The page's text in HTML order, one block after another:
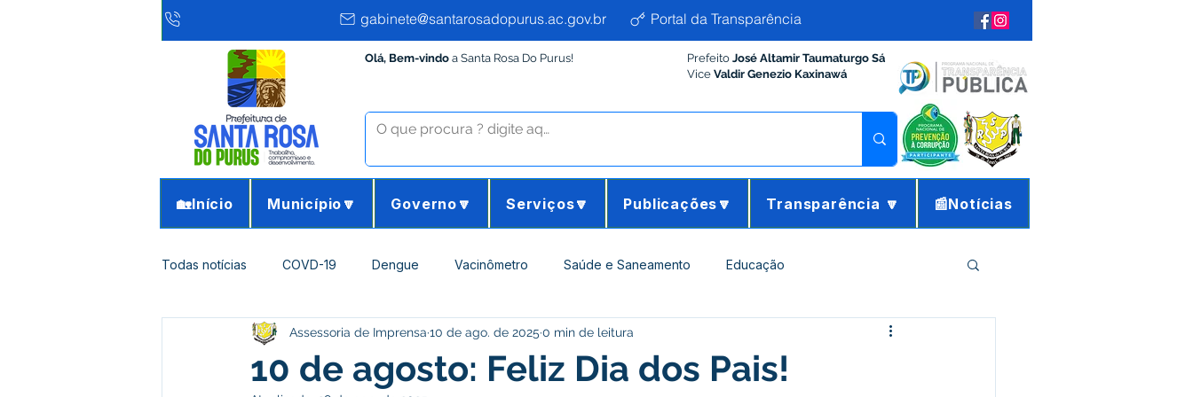
gabinete@santarosadopurus.ac.gov.br Portal da Transparência
Olá, Bem-vindo a Santa Rosa Do Purus! Prefeito José Altamir Taumaturgo Sá
Vice Valdir Genezio Kaxinawá
🏡Início Município🔽 Governo🔽 Serviços🔽 Publicações🔽 Transparência 🔽 📰Notícias
Todas notícias COVD-19 Dengue Vacinômetro Saúde e Saneamento Educação
Infraestrutura e Obras Agricultura e Meio Ambiente Desporto Cultura e Lazer Administração e Finanças
10 de agosto: Feliz Dia dos Pais!
Assessoria de Imprensa 10 de ago. de 2025 0 min de leitura